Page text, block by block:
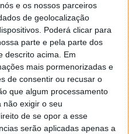
e os nossos parceiros
de geolocalização
Poderá clicar para
parte e pela parte dos
descrito acima. Em
mais pormenorizadas e
de consentir ou recusar o
que algum processamento
não exigir o seu
de se opor a esse
serão aplicadas apenas a